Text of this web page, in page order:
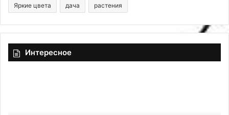
Яркие цвета дача растения
Интересное